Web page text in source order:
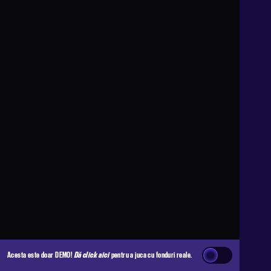
Acesta este doar DEMO!Dă click aicipentru a juca cu fonduri reale.